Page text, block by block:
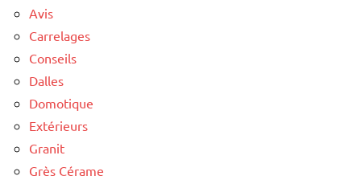
Avis
Carrelages
Conseils
Dalles
Domotique
Extérieurs
Granit
Grès Cérame